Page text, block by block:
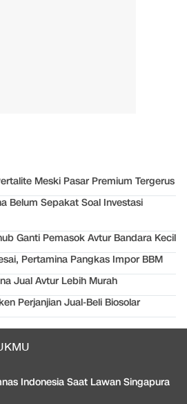
Meski Pasar Premium Tergerus
Belum Sepakat Soal Investasi
Ganti Pemasok Avtur Bandara Kecil
Pertamina Pangkas Impor BBM
Jual Avtur Lebih Murah
Perjanjian Jual-Beli Biosolar
Indonesia Saat Lawan Singapura